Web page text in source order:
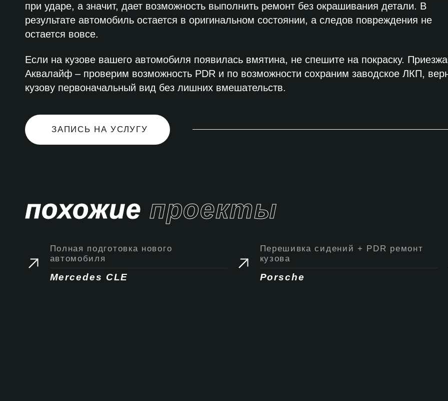
при ударе, а значит, дает возможность выполнить ремонт без окрашивания детали. В
результате автомобиль остается в оригинальном состоянии, а следов повреждения не
остается вовсе.
Если на кузове вашего автомобиля появилась вмятина, не спешите на покраску.
Аквалайф – проверим возможность PDR и по возможности сохраним заводское ЛКП,
кузову первоначальный вид без лишних вмешательств.
ЗАПИСЬ НА УСЛУГУ
похожие проекты
Полная подготовка нового
автомобиля
Mercedes CLE
Перешивка сидений + PDR ремонт
кузова
Porsche